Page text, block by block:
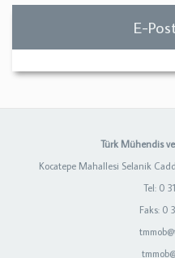
E-
Türk Mühendis
Kocatepe Mahallesi Selanik
Tel: 0
Faks: 0